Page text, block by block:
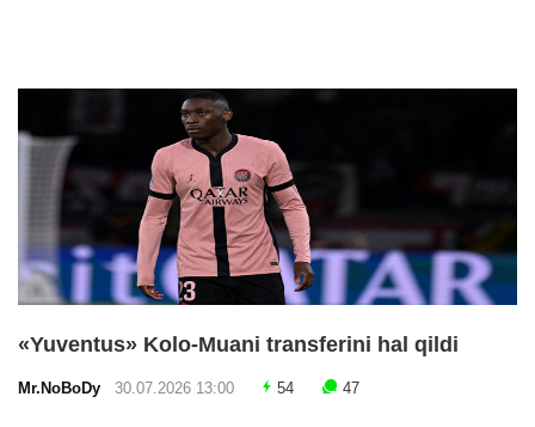
«Yuventus» Kolo-Muani transferini hal qildi
Mr.NoBoDy 30.07.2026 13:00 54 47